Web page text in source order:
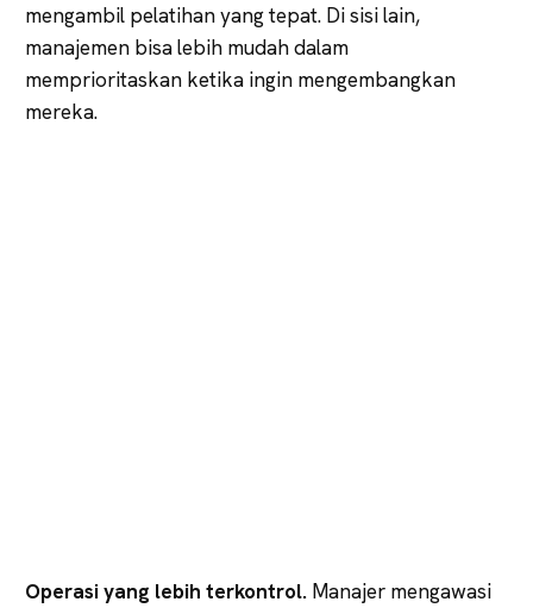
mengambil pelatihan yang tepat. Di sisi lain,
manajemen bisa lebih mudah dalam
memprioritaskan ketika ingin mengembangkan
mereka.
Operasi yang lebih terkontrol. Manajer mengawasi